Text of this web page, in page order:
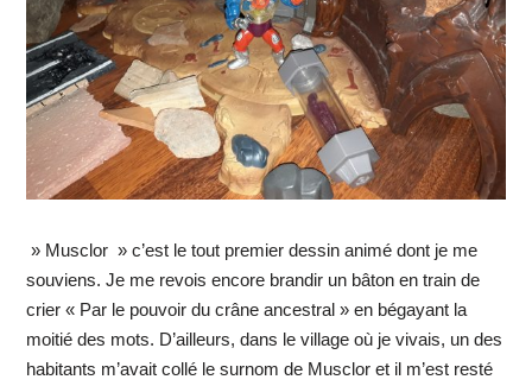
» Musclor » c’est le tout premier dessin animé dont je me
souviens. Je me revois encore brandir un bâton en train de
crier « Par le pouvoir du crâne ancestral » en bégayant la
moitié des mots. D’ailleurs, dans le village où je vivais, un des
habitants m’avait collé le surnom de Musclor et il m’est resté